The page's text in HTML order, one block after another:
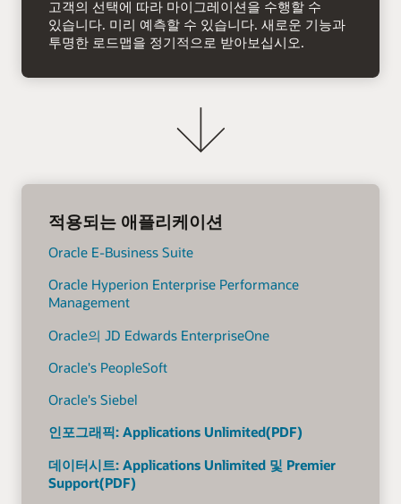
고객의 선택에 따라 마이그레이션을 수행할 수
있습니다. 미리 예측할 수 있습니다. 새로운 기능과
투명한 로드맵을 정기적으로 받아보십시오.
적용되는 애플리케이션
Oracle E-Business Suite
Oracle Hyperion Enterprise Performance
Management
Oracle의 JD Edwards EnterpriseOne
Oracle's PeopleSoft
Oracle's Siebel
인포그래픽: Applications Unlimited(PDF)
데이터시트: Applications Unlimited 및 Premier
Support(PDF)